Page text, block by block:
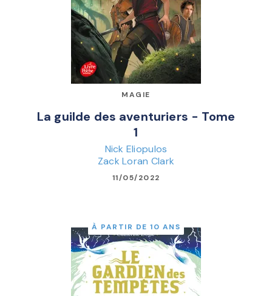
MAGIE
La guilde des aventuriers - Tome
1
Nick Eliopulos
Zack Loran Clark
11/05/2022
À PARTIR DE 10 ANS